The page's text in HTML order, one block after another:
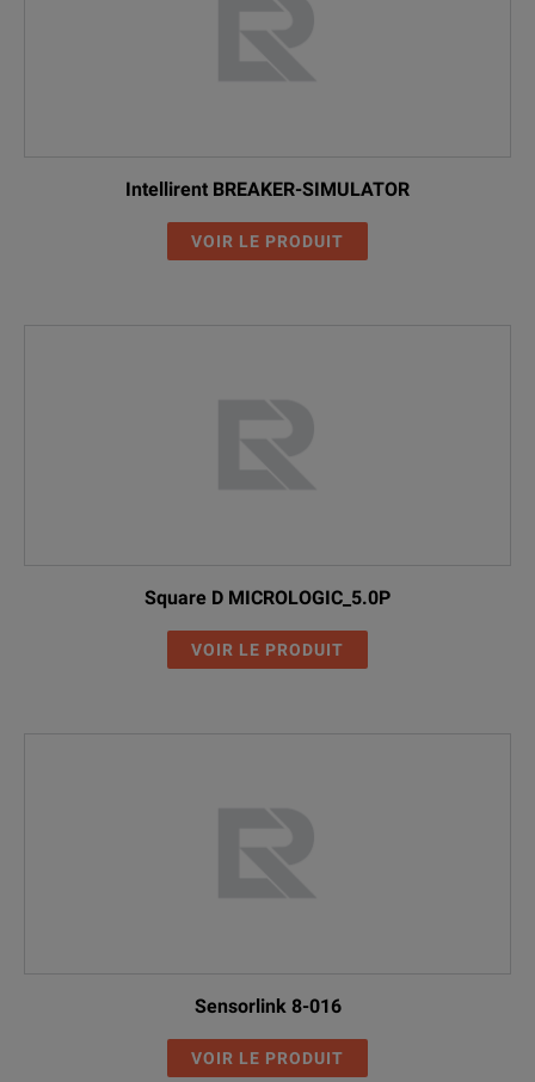
Intellirent BREAKER-SIMULATOR
VOIR LE PRODUIT
Square D MICROLOGIC_5.0P
VOIR LE PRODUIT
Sensorlink 8-016
VOIR LE PRODUIT